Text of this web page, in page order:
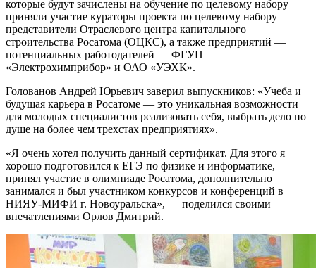
которые будут зачислены на обучение по целевому набору
приняли участие кураторы проекта по целевому набору —
представители Отраслевого центра капитального
строительства Росатома (ОЦКС), а также предприятий —
потенциальных работодателей — ФГУП
«Электрохимприбор» и ОАО «УЭХК».
Голованов Андрей Юрьевич заверил выпускников: «Учеба и
будущая карьера в Росатоме — это уникальная возможности
для молодых специалистов реализовать себя, выбрать дело по
душе на более чем трехстах предприятиях».
«Я очень хотел получить данный сертификат. Для этого я
хорошо подготовился к ЕГЭ по физике и информатике,
принял участие в олимпиаде Росатома, дополнительно
занимался и был участником конкурсов и конференций в
НИЯУ-МИФИ г. Новоуральска», — поделился своими
впечатлениями Орлов Дмитрий.